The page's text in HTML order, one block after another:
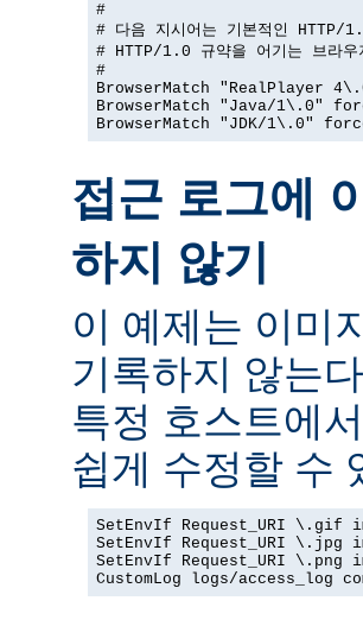
#
# 다음 지시어는 기본적인 HTTP/
# HTTP/1.0 규약을 어기는 브라
#
BrowserMatch "RealPlayer
BrowserMatch "Java/1\.0"
BrowserMatch "JDK/1\.0"
접근 로그에
하지 않기
이 예제는 이미
기록하지 않는
특정 호스트에
쉽게 수정할 수
SetEnvIf Request_URI \.gif
SetEnvIf Request_URI \.jpg
SetEnvIf Request_URI \.png
CustomLog logs/access_log